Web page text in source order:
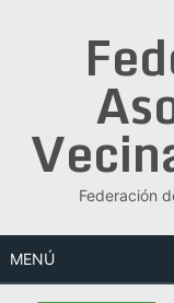
Federación
MENÚ